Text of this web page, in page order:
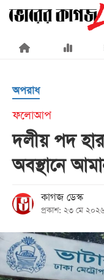
×
প্রচ্ছদ
জাতীয়
রাজনীতি
আন্তর্জাতিক
সারাদেশ
অপরাধ
ফলোআপ
দলীয় পদ
অবস্থানে
কাগজ ডেস্ক
প্রকাশ: ২৩ মে